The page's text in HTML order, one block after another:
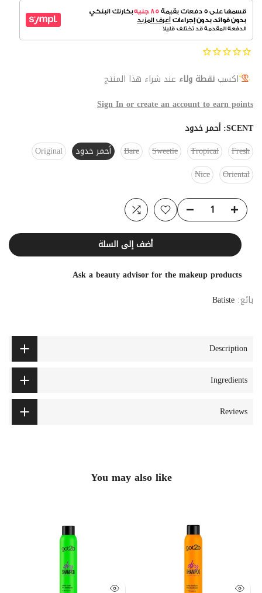
اكسب نقطة ولاء عند شراء هذا المنتج
Sign In or create an account to earn points
SCENT: أحمر خدود
Fresh
Tropical
Sweetie
Bare أحمر خدود
Original
Oriental
Nice
أضف إلى السلة
Ask a beauty advisor for the makeup products
بائع: Batiste
Description
Ingredients
Reviews
You may also like